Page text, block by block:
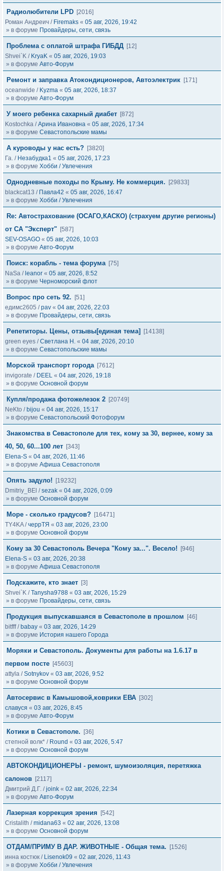
Радиолюбители LPD [2016]
Роман Андреич / Firemaks « 05 авг, 2026, 19:42
» в форуме Провайдеры, сети, связь
Проблема с оплатой штрафа ГИБДД [12]
Shvei`K / KryaK « 05 авг, 2026, 19:03
» в форуме Авто-Форум
Ремонт и заправка Атокондиционеров, Автоэлектрик [171]
oceanwide / Kyzma « 05 авг, 2026, 18:37
» в форуме Авто-Форум
У моего ребенка сахарный диабет [872]
Kostochka /Арина Ивановна « 05 авг, 2026, 17:34
» в форуме Севастопольские мамы
А куроводы у нас есть? [3820]
Га. / Незабудка1 « 05 авг, 2026, 17:23
» в форуме Хобби / Увлечения
Однодневные походы по Крыму. Не коммерция.
[29833]
blackcat13 / Павла42 « 05 авг, 2026, 16:47
» в форуме Хобби / Увлечения
Re: Автострахование (ОСАГО,КАСКО) (страхуем другие регионы)
от СА "Эксперт" [587]
SEV-OSAGO « 05 авг, 2026, 10:03
» в форуме Авто-Форум
Поиск: корабль - тема форума [75]
NaSa / leanor « 05 авг, 2026, 8:52
» в форуме Черноморский флот
Вопрос про сеть 92.
[51]
едимс2605 /pav « 04 авг, 2026, 22:03
» в форуме Провайдеры, сети, связь
Репетиторы. Цены, отзывы[единая тема]
[14138]
green eyes /Светлана Н. « 04 авг, 2026, 20:10
» в форуме Севастопольские мамы
Морской транспорт города [7612]
invigorate / DEEL « 04 авг, 2026, 19:18
» в форуме Основной форум
Купля/продажа фотожелезок 2 [20749]
NeKto / bijou « 04 авг, 2026, 15:17
» в форуме Севастопольский Фотофорум
Знакомства в Севастополе для тех, кому за 30, вернее, кому за
40, 50, 60...100 лет [343]
Elena-S « 04 авг, 2026, 11:46
» в форуме Афиша Севастополя
Опять задуло!
[19232]
Dmitriy_BEl /sezak « 04 авг, 2026, 0:09
» в форуме Основной форум
Море - сколько градусов? [16471]
TY4KA/черрТЯ « 03 авг, 2026, 23:00
» в форуме Основной форум
Кому за 30 Севастополь Вечера "Кому за...". Весело!
[946]
Elena-S « 03 авг, 2026, 20:38
» в форуме Афиша Севастополя
Подскажите, кто знает [3]
Shvei`K /Tanysha9788 « 03 авг, 2026, 15:29
» в форуме Провайдеры, сети, связь
Продукция выпускавшаяся в Севастополе в прошлом
[46]
bitfff/ babay « 03 авг, 2026, 14:29
» в форуме История нашего Города
Моряки и Севастополь. Документы для работы на 1.6.17 в
первом посте [45603]
attyla /Sotnykov « 03 авг, 2026, 9:52
» в форуме Основной форум
Автосервис в Камышовой,коврики ЕВА [302]
славуся « 03 авг, 2026, 8:45
» в форуме Авто-Форум
Котики в Севастополе.
[36]
степной волк* / Round « 03 авг, 2026, 5:47
» в форуме Основной форум
АВТОКОНДИЦИОНЕРЫ - ремонт, шумоизоляция, перетяжка
салонов [2117]
Дмитрий Д.Г. /joink « 02 авг, 2026, 22:34
» в форуме Авто-Форум
Лазерная коррекция зрения
[542]
Cristalith /midana63 « 02 авг, 2026, 13:08
» в форуме Основной форум
ОТДАМ/ПРИМУ В ДАР. ЖИВОТНЫЕ - Общая тема.
[1526]
инна костюк / Lisenok09 « 02 авг, 2026, 11:43
» в форуме Хобби / Увлечения